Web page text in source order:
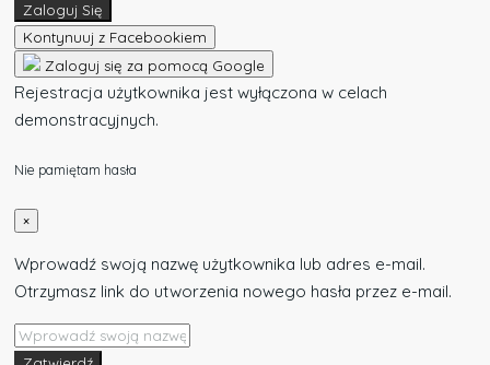
Zaloguj Się
Kontynuuj z Facebookiem
Zaloguj się za pomocą Google
Rejestracja użytkownika jest wyłączona w celach
demonstracyjnych.
Nie pamiętam hasła
×
Wprowadź swoją nazwę użytkownika lub adres e-mail.
Otrzymasz link do utworzenia nowego hasła przez e-mail.